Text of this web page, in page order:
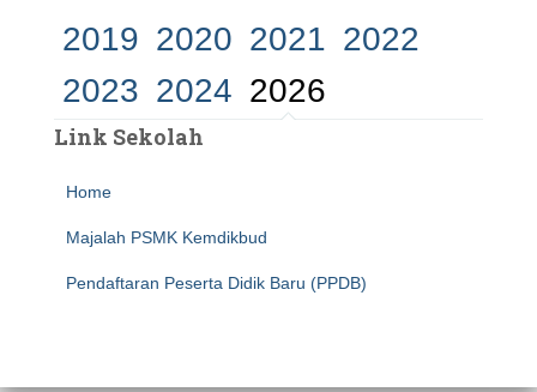
2019 2020 2021 2022
2023 2024 2026
Link Sekolah
Home
Majalah PSMK Kemdikbud
Pendaftaran Peserta Didik Baru (PPDB)